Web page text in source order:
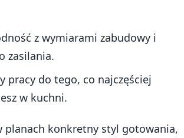
z wymiarami zabudowy i
zasilania.
pracy do tego, co najczęściej
w kuchni.
planach konkretny styl gotowania,